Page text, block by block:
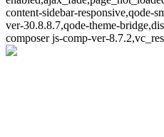
content-sidebar-responsive,qode-
ver-30.8.8.7,qode-theme-
composer js-comp-ver-